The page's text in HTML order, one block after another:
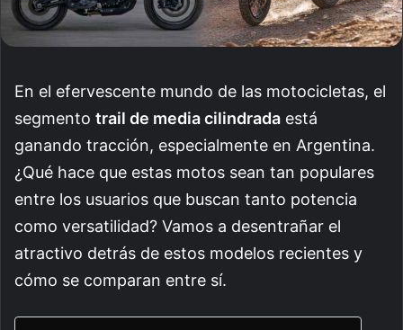
En el efervescente mundo de las motocicletas, el
segmento trail de media cilindrada está
ganando tracción, especialmente en Argentina.
¿Qué hace que estas motos sean tan populares
entre los usuarios que buscan tanto potencia
como versatilidad? Vamos a desentrañar el
atractivo detrás de estos modelos recientes y
cómo se comparan entre sí.